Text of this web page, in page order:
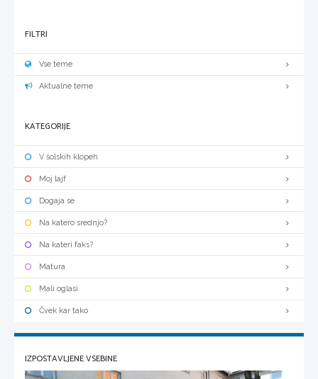
FILTRI
Vse teme
Aktualne teme
KATEGORIJE
V šolskih klopeh
Moj lajf
Dogaja se
Na katero srednjo?
Na kateri faks?
Matura
Mali oglasi
Čvek kar tako
IZPOSTAVLJENE VSEBINE